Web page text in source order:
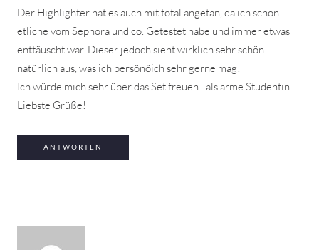
Der Highlighter hat es auch mit total angetan, da ich schon
etliche vom Sephora und co. Getestet habe und immer etwas
enttäuscht war. Dieser jedoch sieht wirklich sehr schön
natürlich aus, was ich persönöich sehr gerne mag!
Ich würde mich sehr über das Set freuen…als arme Studentin
Liebste Grüße!
ANTWORTEN